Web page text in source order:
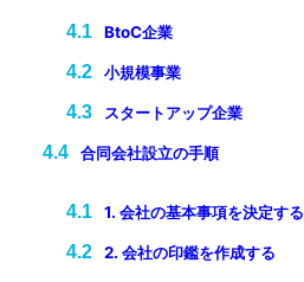
BtoC企業
小規模事業
スタートアップ企業
合同会社設立の手順
1. 会社の基本事項を決定する
2. 会社の印鑑を作成する